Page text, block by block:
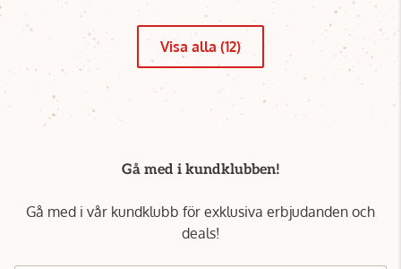
Visa alla (12)
Gå med i kundklubben!
Gå med i vår kundklubb för exklusiva erbjudanden och
deals!